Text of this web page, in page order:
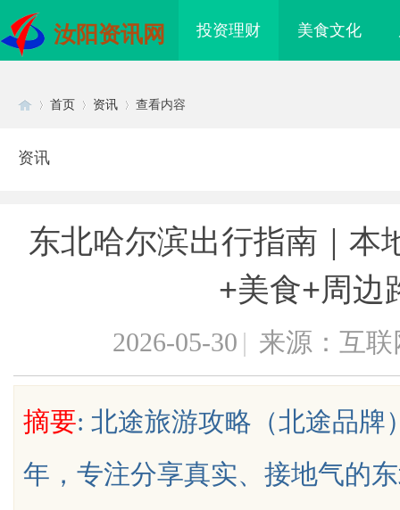
汝阳资讯网 投资理财 美食文化
首页 资讯 查看内容
资讯
东北哈尔滨出行指南｜本
+美食+周边
2026-05-30 | 来源：互联
摘要: 北途旅游攻略（北途品牌
年，专注分享真实、接地气的